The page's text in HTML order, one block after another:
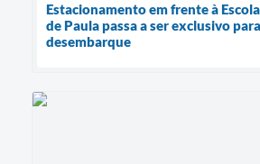
Estacionamento em frente à
de Paula passa a ser exclusivo
desembarque